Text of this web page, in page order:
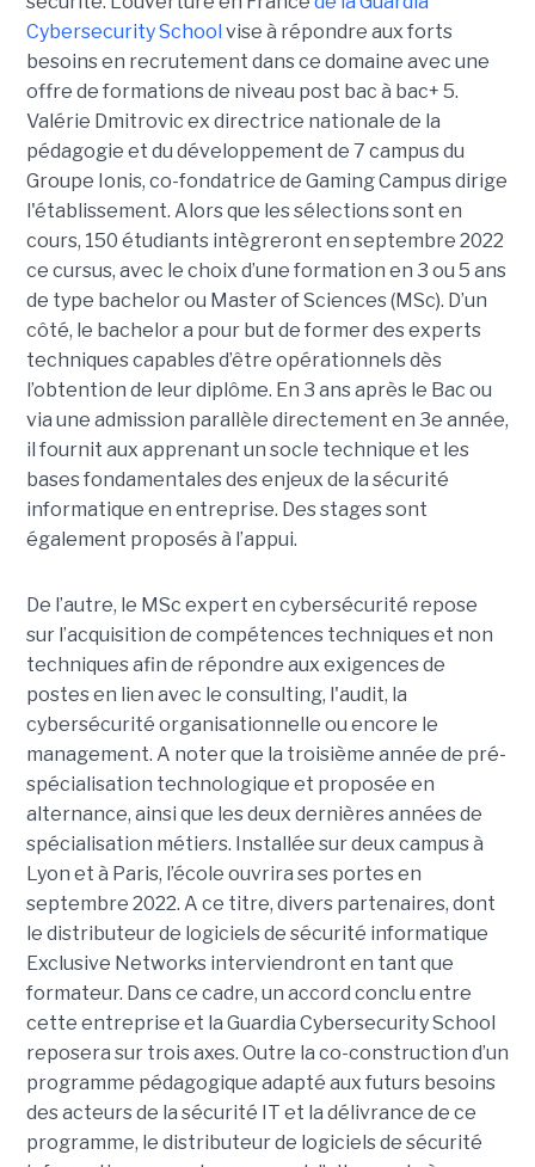
Cybersecurity School vise à répondre aux forts
besoins en recrutement dans ce domaine avec une
offre de formations de niveau post bac à bac+ 5.
Valérie Dmitrovic ex directrice nationale de la
pédagogie et du développement de 7 campus du
Groupe Ionis, co-fondatrice de Gaming Campus dirige
l'établissement. Alors que les sélections sont en
cours, 150 étudiants intègreront en septembre 2022
ce cursus, avec le choix d’une formation en 3 ou 5 ans
de type bachelor ou Master of Sciences (MSc). D’un
côté, le bachelor a pour but de former des experts
techniques capables d’être opérationnels dès
l’obtention de leur diplôme. En 3 ans après le Bac ou
via une admission parallèle directement en 3e année,
il fournit aux apprenant un socle technique et les
bases fondamentales des enjeux de la sécurité
informatique en entreprise. Des stages sont
également proposés à l’appui.
De l’autre, le MSc expert en cybersécurité repose
sur l’acquisition de compétences techniques et non
techniques afin de répondre aux exigences de
postes en lien avec le consulting, l'audit, la
cybersécurité organisationnelle ou encore le
management. A noter que la troisième année de pré-
spécialisation technologique et proposée en
alternance, ainsi que les deux dernières années de
spécialisation métiers. Installée sur deux campus à
Lyon et à Paris, l’école ouvrira ses portes en
septembre 2022. A ce titre, divers partenaires, dont
le distributeur de logiciels de sécurité informatique
Exclusive Networks interviendront en tant que
formateur. Dans ce cadre, un accord conclu entre
cette entreprise et la Guardia Cybersecurity School
reposera sur trois axes. Outre la co-construction d’un
programme pédagogique adapté aux futurs besoins
des acteurs de la sécurité IT et la délivrance de ce
programme, le distributeur de logiciels de sécurité